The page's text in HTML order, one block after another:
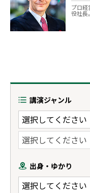
プロ経
役社長
講演ジャンル
出身・ゆかり